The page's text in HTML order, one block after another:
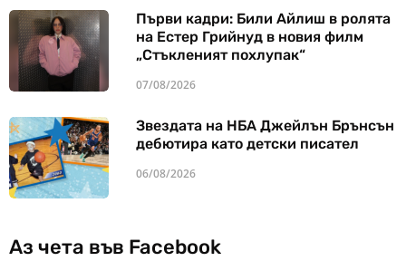
Първи кадри: Били Айлиш в ролята
на Естер Грийнуд в новия филм
„Стъкленият похлупак“
07/08/2026
Звездата на НБА Джейлън Брънсън
дебютира като детски писател
06/08/2026
Аз чета във Facebook